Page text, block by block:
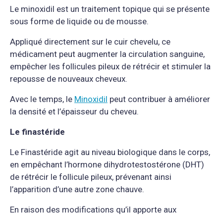
Le minoxidil est un traitement topique qui se présente
sous forme de liquide ou de mousse.
Appliqué directement sur le cuir chevelu, ce
médicament peut augmenter la circulation sanguine,
empêcher les follicules pileux de rétrécir et stimuler la
repousse de nouveaux cheveux.
Avec le temps, le Minoxidil peut contribuer à améliorer
la densité et l’épaisseur du cheveu.
Le finastéride
Le Finastéride agit au niveau biologique dans le corps,
en empêchant l’hormone dihydrotestostérone (DHT)
de rétrécir le follicule pileux, prévenant ainsi
l’apparition d’une autre zone chauve.
En raison des modifications qu’il apporte aux